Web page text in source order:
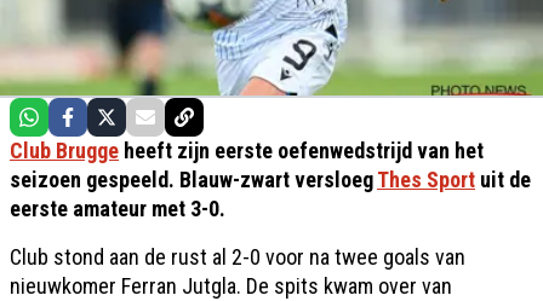
Club Brugge heeft zijn eerste oefenwedstrijd van het
seizoen gespeeld. Blauw-zwart versloegThes Sport uit de
eerste amateur met 3-0.
Club stond aan de rust al 2-0 voor na twee goals van
nieuwkomer Ferran Jutgla. De spits kwam over van